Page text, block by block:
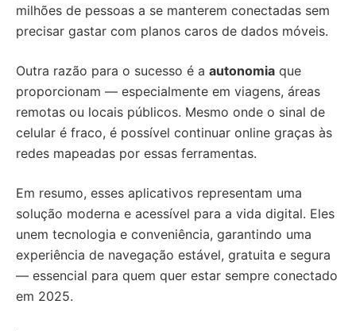
milhões de pessoas a se manterem conectadas sem
precisar gastar com planos caros de dados móveis.
Outra razão para o sucesso é a autonomia que
proporcionam — especialmente em viagens, áreas
remotas ou locais públicos. Mesmo onde o sinal de
celular é fraco, é possível continuar online graças às
redes mapeadas por essas ferramentas.
Em resumo, esses aplicativos representam uma
solução moderna e acessível para a vida digital. Eles
unem tecnologia e conveniência, garantindo uma
experiência de navegação estável, gratuita e segura
— essencial para quem quer estar sempre conectado
em 2025.